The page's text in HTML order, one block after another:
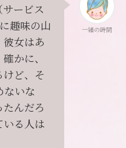
一緒の時間
ービス
趣味の山
女はあ
かに、
ど、そ
ないな
んだろ
る人は